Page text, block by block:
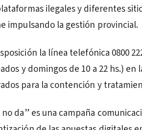
ilegales y diferentes
impulsando la gestión provincial.
la línea telefónica 0800
y domingos de 10 a 22 hs.)
para la contención y
da” es una campaña